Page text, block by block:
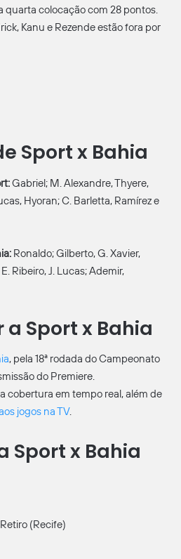
quarta colocação com 28 pontos.
Kanu e Rezende estão fora por
Sport x Bahia
Gabriel; M. Alexandre, Thyere,
Hyoran; C. Barletta, Ramírez e
Ronaldo; Gilberto, G. Xavier,
Ribeiro, J. Lucas; Ademir,
Sport x Bahia
, pela 18ª rodada do Campeonato
do Premiere.
cobertura em tempo real, além de
jogos na TV.
Sport x Bahia
(Recife)